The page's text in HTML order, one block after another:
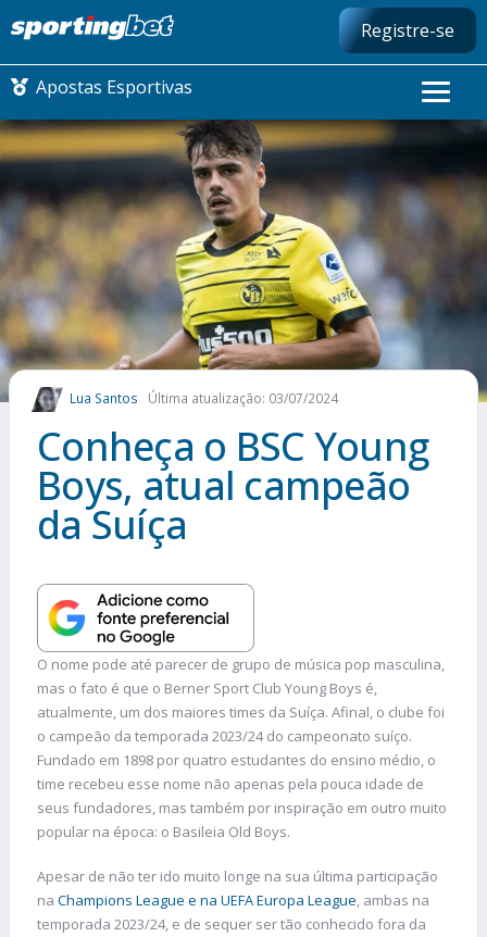
Registre-se
Apostas Esportivas
CONMEBOL LIBERTADORES
FUTEBOL NACIONAL
FUTEBOL INTERNACIONAL
COMO APOSTAR
MAIS ESPORTES
Lua Santos Última atualização: 03/07/2024
Conheça o BSC Young
Boys, atual campeão
da Suíça
O nome pode até parecer de grupo de música pop masculina,
mas o fato é que o Berner Sport Club Young Boys é,
atualmente, um dos maiores times da Suíça. Afinal, o clube foi
o campeão da temporada 2023/24 do campeonato suíço.
Fundado em 1898 por quatro estudantes do ensino médio, o
time recebeu esse nome não apenas pela pouca idade de
seus fundadores, mas também por inspiração em outro muito
popular na época: o Basileia Old Boys.
Apesar de não ter ido muito longe na sua última participação
na Champions League e na UEFA Europa League, ambas na
temporada 2023/24, e de sequer ser tão conhecido fora da